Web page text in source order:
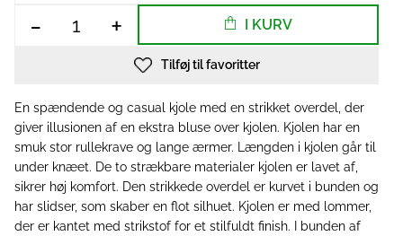
- + I KURV
Tilføj til favoritter
En spændende og casual kjole med en strikket overdel, der
giver illusionen af en ekstra bluse over kjolen. Kjolen har en
smuk stor rullekrave og lange ærmer. Længden i kjolen går til
under knæet. De to strækbare materialer kjolen er lavet af,
sikrer høj komfort. Den strikkede overdel er kurvet i bunden og
har slidser, som skaber en flot silhuet. Kjolen er med lommer,
der er kantet med strikstof for et stilfuldt finish. I bunden af